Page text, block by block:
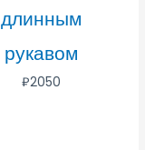
длинным
рукавом
₽2050